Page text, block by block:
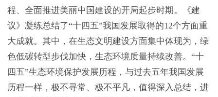
程、全面推进美丽中国建设的开局起步时期。《建
议》凝练总结了“十四五”我国发展取得的12个方面重
大成就。其中，在生态文明建设方面集中体现为，绿
色低碳转型步伐加快，生态环境质量持续改善。“十
四五”生态环境保护发展历程，与过去五年我国发展
历程一样，极不寻常、极不平凡，值得深入总结，进